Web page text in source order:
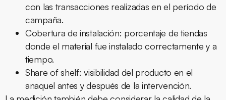
con las transacciones realizadas en el período de
campaña.
Cobertura de instalación: porcentaje de tiendas
donde el material fue instalado correctamente y a
tiempo.
Share of shelf: visibilidad del producto en el
anaquel antes y después de la intervención.